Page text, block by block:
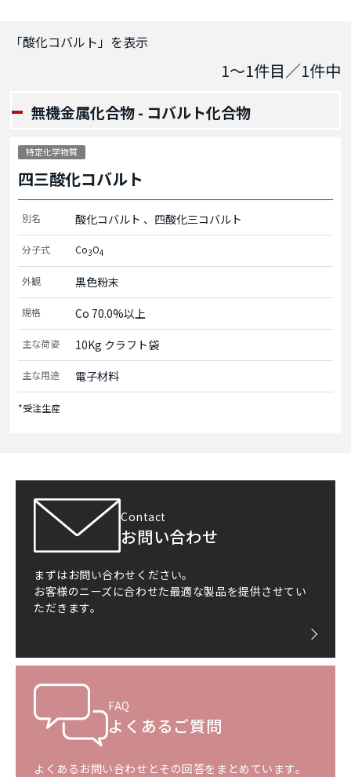
「酸化コバルト」を表示
1～1件目／1件中
無機金属化合物 - コバルト化合物
特定化学物質
四三酸化コバルト
別名 酸化コバルト 四酸化三コバルト
分子式 Co3O4
外観 黒色粉末
規格 Co 70.0%以上
主な荷姿 10Kg クラフト袋
主な用途 電子材料
*受注生産
Contact
お問い合わせ
まずはお問い合わせください。
お客様のニーズに合わせた最適な製品を提供させてい
ただきます。
FAQ
よくあるご質問
よくあるお問い合わせとその回答をまとめています。